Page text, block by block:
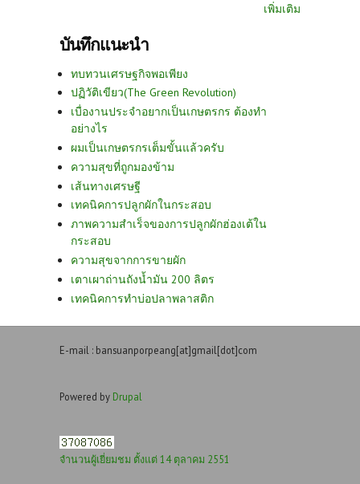
เพิ่มเติม
บันทึกแนะนำ
ทบทวนเศรษฐกิจพอเพียง
ปฏิวัติเขียว(The Green Revolution)
เบื่องานประจำอยากเป็นเกษตรกร ต้องทำ
อย่างไร
ผมเป็นเกษตรกรเต็มขั้นแล้วครับ
ความสุขที่ถูกมองข้าม
เส้นทางเศรษฐี
เทคนิคการปลูกผักในกระสอบ
ภาพความสำเร็จของการปลูกผักฮ่องเต้ใน
กระสอบ
ความสุขจากการขายผัก
เตาเผาถ่านถังน้ำมัน 200 ลิตร
เทคนิคการทำบ่อปลาพลาสติก
E-mail : bansuanporpeang[at]gmail[dot]com
Powered by Drupal
จำนวนผู้เยี่ยมชม ตั้งแต่ 14 ตุลาคม 2551